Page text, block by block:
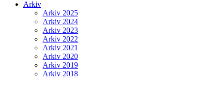
Arkiv
Arkiv 2025
Arkiv 2024
Arkiv 2023
Arkiv 2022
Arkiv 2021
Arkiv 2020
Arkiv 2019
Arkiv 2018